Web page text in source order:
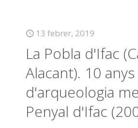
13 febrer, 2019
La Pobla d'Ifac
Alacant). 10 anys
d'arqueologia
Penyal d'Ifac